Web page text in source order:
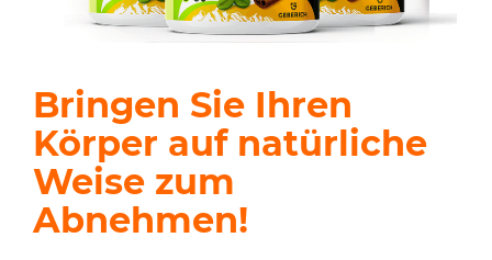
Bringen Sie Ihren
Körper auf natürliche
Weise zum
Abnehmen!